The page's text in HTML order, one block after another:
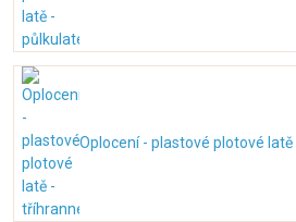
Oplocení - plastové plotové